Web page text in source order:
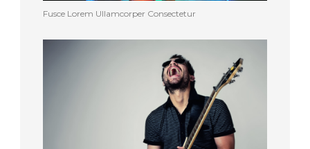
Fusce Lorem Ullamcorper Consectetur